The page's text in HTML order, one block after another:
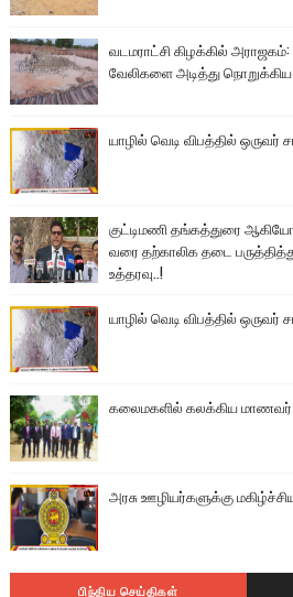
வடமராட்சி கிழக்கில்
வேலிகளை அடித்து
யாழில் வெடி விபத்தில் ஒருவர்
குட்டிமணி தங்கத்துரை
வரை தற்காலிக தடை
உத்தரவு..!
யாழில் வெடி விபத்தில் ஒருவர்
கலைமகளில் கலக்கிய மாணவர்
அரசு ஊழியர்களுக்கு
பிந்திய செய்திகள்